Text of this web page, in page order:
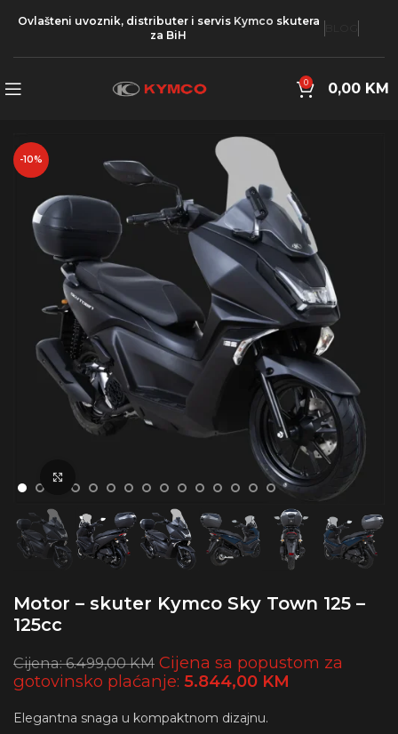
Ovlašteni uvoznik, distributer i servis Kymco skutera
za BiH
0 0,00 KM
-10%
Motor – skuter Kymco Sky Town 125 –
125cc
Cijena:6.499,00KM Cijena sa popustom za
gotovinsko plaćanje: 5.844,00 KM
Elegantna snaga u kompaktnom dizajnu.